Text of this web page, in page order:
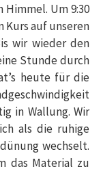
Um 9:30
Kurs auf unseren
wir wieder den
Stunde durch
heute für die
in Wallung. Wir
als die ruhige
wechselt.
das Material zu